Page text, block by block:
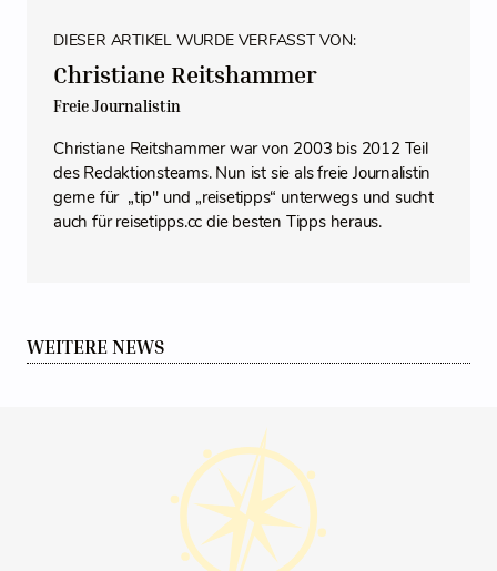
DIESER ARTIKEL WURDE VERFASST VON:
Christiane Reitshammer
Freie Journalistin
Christiane Reitshammer war von 2003 bis 2012 Teil
des Redaktionsteams. Nun ist sie als freie Journalistin
gerne für „tip" und „reisetipps“ unterwegs und sucht
auch für reisetipps.cc die besten Tipps heraus.
WEITERE NEWS